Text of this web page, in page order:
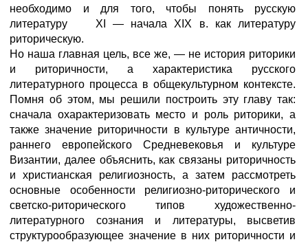
необходимо и для того, чтобы понять русскую
литературу XI — начала XIX в. как литературу
риторическую.
Но наша главная цель, все же, — не история риторики
и риторичности, а характеристика русского
литературного процесса в общекультурном контексте.
Помня об этом, мы решили построить эту главу так:
сначала охарактеризовать место и роль риторики, а
также значение риторичности в культуре античности,
раннего европейского Средневековья и культуре
Византии, далее объяснить, как связаны риторичность
и христианская религиозность, а затем рассмотреть
основные особенности религиозно-риторического и
светско-риторического типов художественно-
литературного сознания и литературы, высветив
структурообразующее значение в них риторичности и